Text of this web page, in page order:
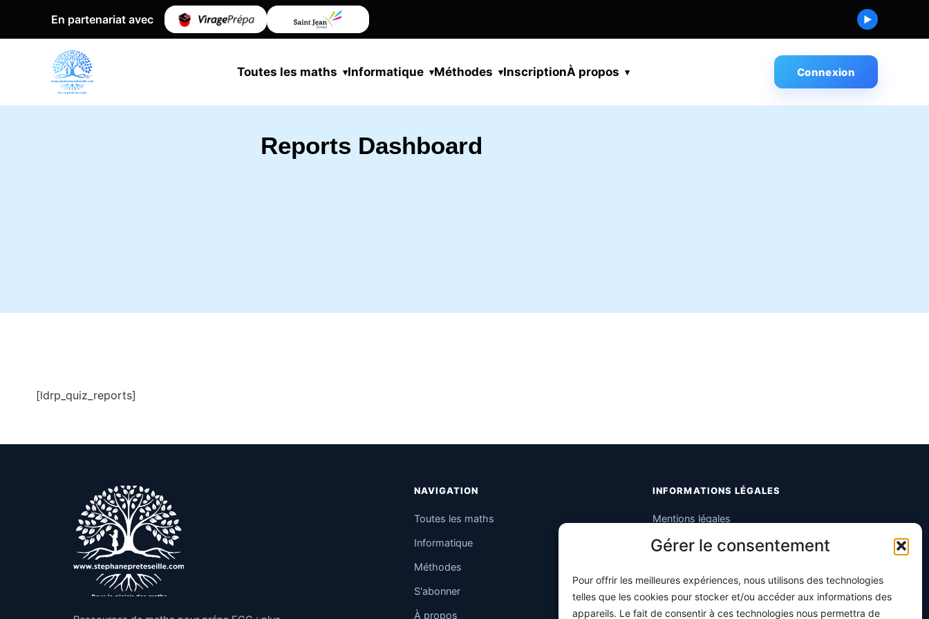
Gérer le consentement
Pour offrir les meilleures expériences, nous utilisons des technologies
telles que les cookies pour stocker et/ou accéder aux informations des
appareils. Le fait de consentir à ces technologies nous permettra de
En partenariat avec ▶
Toutes les maths Informatique Méthodes InscriptionÀ propos Connexion
Reports Dashboard
[ldrp_quiz_reports]
NAVIGATION
Toutes les maths
Informatique
Méthodes
S'abonner
À propos
INFORMATIONS LÉGALES
Mentions légales
Politique de confidentialité
Programme officiel